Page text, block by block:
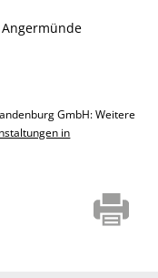
GmbH: Weitere
in